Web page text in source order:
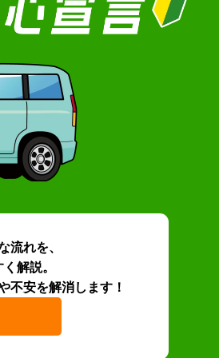
流れを、
解説。
不安を解消します！